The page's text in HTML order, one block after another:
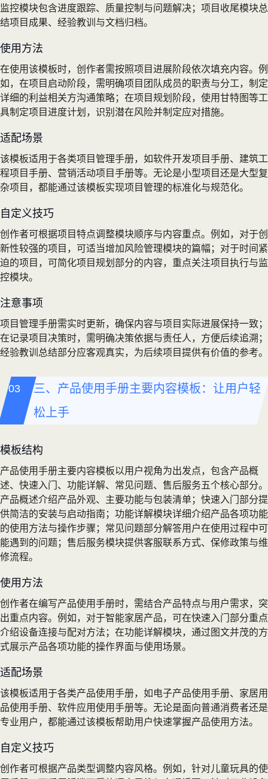
监控模块包含进度跟踪、质量控制与问题解决；项目收尾模块总
结项目成果、经验教训与文档归档。
使用方法
在使用该模板时，创作者需按照项目进展阶段依次填充内容。例
如，在项目启动阶段，需明确项目团队成员的职责与分工，制定
详细的利益相关方沟通策略；在项目规划阶段，使用甘特图等工
具制定项目进度计划，识别潜在风险并制定应对措施。
适配场景
该模板适用于各类项目管理手册，如软件开发项目手册、建筑工
程项目手册、营销活动项目手册等。无论是小型项目还是大型复
杂项目，都能通过该模板实现项目管理的标准化与规范化。
自定义技巧
创作者可根据项目特点调整模块顺序与内容重点。例如，对于创
新性较强的项目，可适当增加风险管理模块的篇幅；对于时间紧
迫的项目，可简化项目规划部分的内容，重点关注项目执行与监
控模块。
注意事项
项目管理手册需实时更新，确保内容与项目实际进展保持一致；
在记录项目决策时，需明确决策依据与责任人，方便后续追溯；
经验教训总结部分应客观真实，为后续项目提供有价值的参考。
三、产品使用手册主要内容模板：让用户轻
松上手
模板结构
产品使用手册主要内容模板以用户视角为出发点，包含产品概
述、快速入门、功能详解、常见问题、售后服务五个核心部分。
产品概述介绍产品外观、主要功能与包装清单；快速入门部分提
供简洁的安装与启动指南；功能详解模块详细介绍产品各项功能
的使用方法与操作步骤；常见问题部分解答用户在使用过程中可
能遇到的问题；售后服务模块提供客服联系方式、保修政策与维
修流程。
使用方法
创作者在编写产品使用手册时，需结合产品特点与用户需求，突
出重点内容。例如，对于智能家居产品，可在快速入门部分重点
介绍设备连接与配对方法；在功能详解模块，通过图文并茂的方
式展示产品各项功能的操作界面与使用场景。
适配场景
该模板适用于各类产品使用手册，如电子产品使用手册、家居用
品使用手册、软件应用使用手册等。无论是面向普通消费者还是
专业用户，都能通过该模板帮助用户快速掌握产品使用方法。
自定义技巧
创作者可根据产品类型调整内容风格。例如，针对儿童玩具的使